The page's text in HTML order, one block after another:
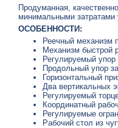
Продуманная,
минимальными затратами
ОСОБЕННОСТИ:
Реечный механизм
Механизм быстрой
Регулируемый
Продольный упор
Горизонтальный
Два вертикальных
Регулируемый
Координатный
Регулируемые
Рабочий стол из